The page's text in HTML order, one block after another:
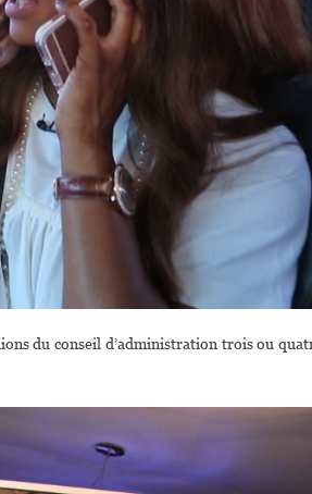
du conseil d’administration trois ou